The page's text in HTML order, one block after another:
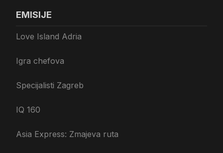
EMISIJE
Love Island Adria
Igra chefova
Specijalisti Zagreb
IQ 160
Asia Express: Zmajeva ruta